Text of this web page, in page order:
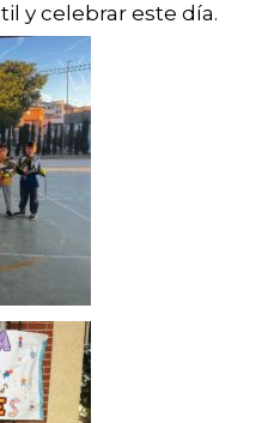
y celebrar este día.